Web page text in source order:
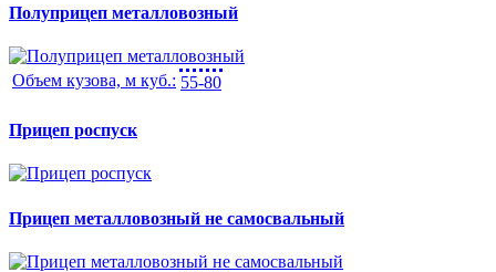
Полуприцеп металловозный
Объем кузова, м куб.: 55-80
Прицеп роспуск
Прицеп металловозный не самосвальный